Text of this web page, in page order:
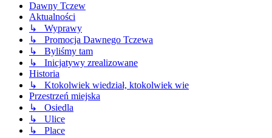
Dawny Tczew
Aktualności
↳ Wyprawy
↳ Promocja Dawnego Tczewa
↳ Byliśmy tam
↳ Inicjatywy zrealizowane
Historia
↳ Ktokolwiek wiedział, ktokolwiek wie
Przestrzeń miejska
↳ Osiedla
↳ Ulice
↳ Place